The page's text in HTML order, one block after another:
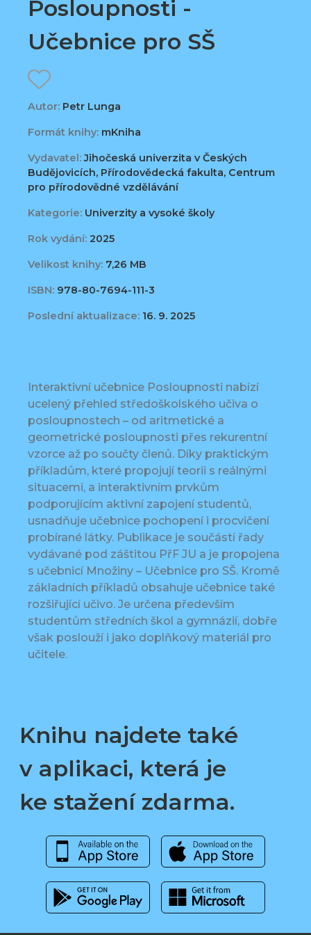
Posloupnosti -
Učebnice pro SŠ
Autor: Petr Lunga
Formát knihy: mKniha
Vydavatel:Jihočeská univerzita v Českých
Budějovicích, Přírodovědecká fakulta, Centrum
pro přírodovědné vzdělávání
Kategorie: Univerzity a vysoké školy
Rok vydání: 2025
Velikost knihy: 7,26 MB
ISBN: 978-80-7694-111-3
Poslední aktualizace: 16. 9. 2025
Interaktivní učebnice Posloupnosti nabízí
ucelený přehled středoškolského učiva o
posloupnostech – od aritmetické a
geometrické posloupnosti přes rekurentní
vzorce až po součty členů. Díky praktickým
příkladům, které propojují teorii s reálnými
situacemi, a interaktivním prvkům
podporujícím aktivní zapojení studentů,
usnadňuje učebnice pochopení i procvičení
probírané látky. Publikace je součástí řady
vydávané pod záštitou PřF JU a je propojena
s učebnicí Množiny – Učebnice pro SŠ. Kromě
základních příkladů obsahuje učebnice také
rozšiřující učivo. Je určena především
studentům středních škol a gymnázií, dobře
však poslouží i jako doplňkový materiál pro
učitele.
Knihu najdete také
v aplikaci, která je
ke stažení zdarma.